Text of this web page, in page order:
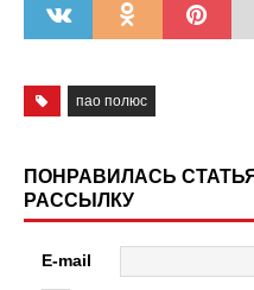
пао полюс
ПОНРАВИЛАСЬ
РАССЫЛКУ
E-mail